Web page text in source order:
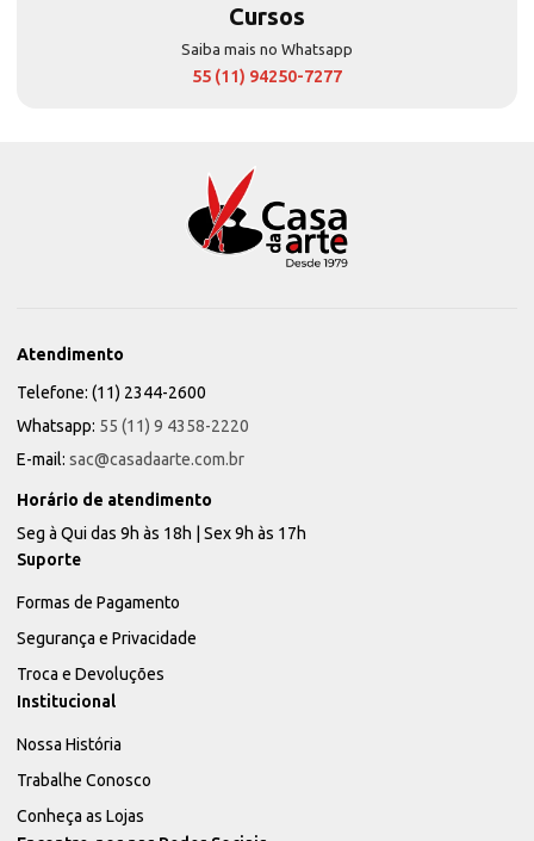
Cursos
Saiba mais no Whatsapp
55 (11) 94250-7277
Atendimento
Telefone: (11) 2344-2600
Whatsapp: 55 (11) 9 4358-2220
E-mail: sac@casadaarte.com.br
Horário de atendimento
Seg à Qui das 9h às 18h | Sex 9h às 17h
Suporte
Formas de Pagamento
Segurança e Privacidade
Troca e Devoluções
Institucional
Nossa História
Trabalhe Conosco
Conheça as Lojas